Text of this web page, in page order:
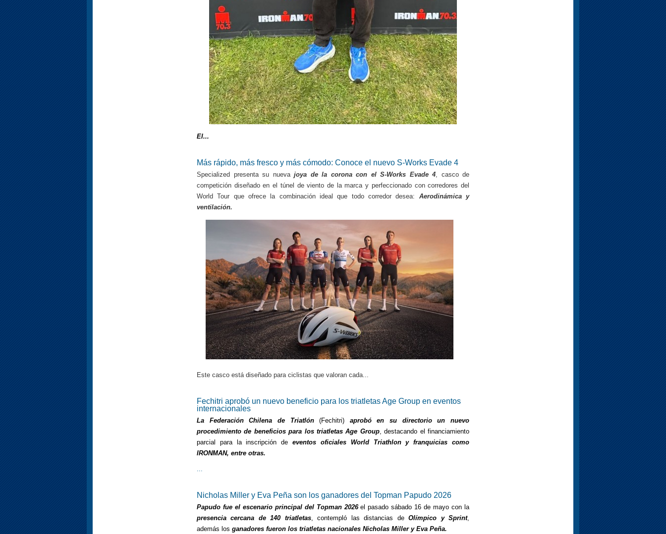
El...
Más rápido, más fresco y más cómodo: Conoce el nuevo S-Works Evade 4
Specialized presenta su nueva joya de la corona con el S-Works Evade 4, casco de
competición diseñado en el túnel de viento de la marca y perfeccionado con corredores del
World Tour que ofrece la combinación ideal que todo corredor desea: Aerodinámica y
ventilación.
Este casco está diseñado para ciclistas que valoran cada...
Fechitri aprobó un nuevo beneficio para los triatletas Age Group en eventos
internacionales
La Federación Chilena de Triatlón (Fechitri) aprobó en su directorio un nuevo
procedimiento de beneficios para los triatletas Age Group, destacando el financiamiento
parcial para la inscripción deeventos oficiales World Triathlon y franquicias como
IRONMAN, entre otras.
...
Nicholas Miller y Eva Peña son los ganadores del Topman Papudo 2026
Papudo fue el escenario principal del Topman 2026 el pasado sábado 16 de mayo con la
presencia cercana de 140 triatletas, contempló las distancias deOlímpico y Sprint,
además los ganadores fueron los triatletas nacionales Nicholas Miller y Eva Peña.